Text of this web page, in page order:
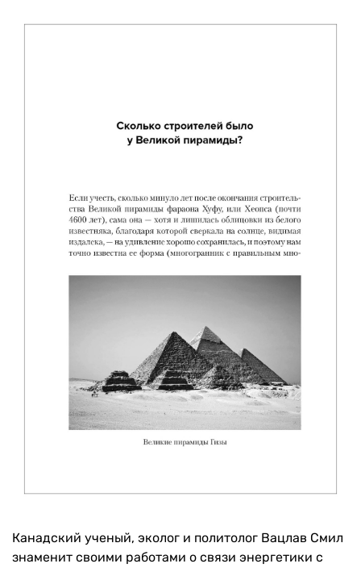
Канадский ученый, эколог и политолог Вацлав Смил
знаменит своими работами о связи энергетики с